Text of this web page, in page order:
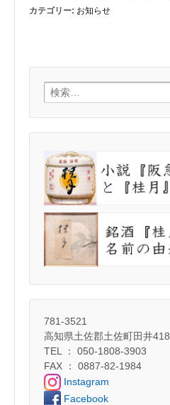
カテゴリー: お知らせ
検索:
781-3521
高知県土佐郡土佐町田井418
TEL ： 050-1808-3903
FAX ： 0887-82-1984
Instagram
Facebook